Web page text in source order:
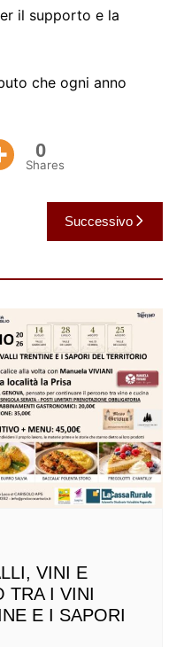
il supporto e la
che ogni anno
0
Shares
Successivo
VINI E
TRA I VINI
E I SAPORI